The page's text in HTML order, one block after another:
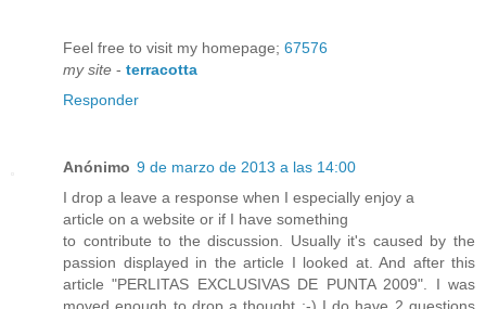
Feel free to visit my homepage; 67576
my site - terracotta
Responder
Anónimo 9 de marzo de 2013 a las 14:00
I drop a leave a response when I especially enjoy a
article on a website or if I have something
to contribute to the discussion. Usually it's caused by the
passion displayed in the article I looked at. And after this
article "PERLITAS EXCLUSIVAS DE PUNTA 2009". I was
moved enough to drop a thought ;-) I do have 2 questions